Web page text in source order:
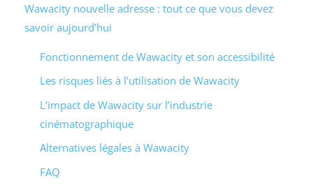
Wawacity nouvelle adresse : tout ce que vous devez
savoir aujourd’hui
Fonctionnement de Wawacity et son accessibilité
Les risques liés à l’utilisation de Wawacity
L’impact de Wawacity sur l’industrie
cinématographique
Alternatives légales à Wawacity
FAQ